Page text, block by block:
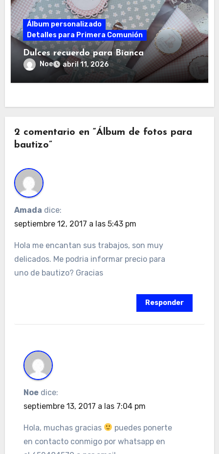
Álbum personalizado
Detalles para Primera Comunión
Dulces recuerdo para Bianca
Noe abril 11, 2026
2 comentario en “Álbum de fotos para
bautizo”
Amada dice:
septiembre 12, 2017 a las 5:43 pm
Hola me encantan sus trabajos, son muy
delicados. Me podria informar precio para
uno de bautizo? Gracias
Responder
Noe dice:
septiembre 13, 2017 a las 7:04 pm
Hola, muchas gracias
puedes ponerte
en contacto conmigo por whatsapp en